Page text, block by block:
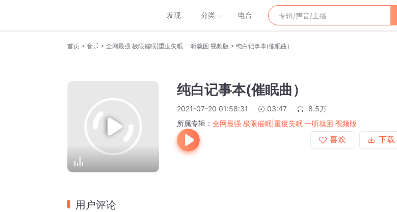
发现 分类 电台
首页 > 音乐 > 全网最强 极限催眠|重度失眠 一听就困 视频版 > 纯白记事本(催眠曲）
纯白记事本(催眠曲）
2021-07-20 01:58:31 03:47
8.5万
所属专辑： 全网最强 极限催眠|重度失眠 一听就困 视频版
喜欢
下载
用户评论